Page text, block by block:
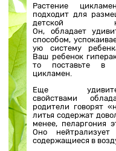
Растение
подходит для
детской
Он, обладает
способом,
ую систему
Ваш ребенок
то поставьте в
цикламен.
Еще
свойствами
родители говорят
литья содержат
менее, пеларгония
Оно
содержащиеся в